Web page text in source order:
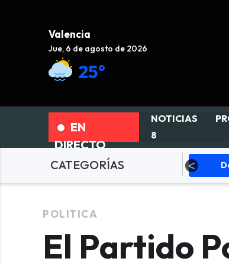
Valencia
Jue, 6 de agosto de 2026
25°
EN
DIRECTO
NOTICIAS
8
CATEGORÍASSucesos
POLITICA
El Partido